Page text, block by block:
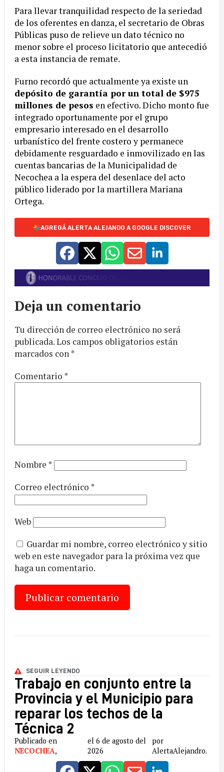
Para llevar tranquilidad respecto de la seriedad
de los oferentes en danza, el secretario de Obras
Públicas puso de relieve un dato técnico no
menor sobre el proceso licitatorio que antecedió
a esta instancia de remate.
Furno recordó que actualmente ya existe un
depósito de garantía por un total de $975
millones de pesos en efectivo. Dicho monto fue
integrado oportunamente por el grupo
empresario interesado en el desarrollo
urbanístico del frente costero y permanece
debidamente resguardado e inmovilizado en las
cuentas bancarias de la Municipalidad de
Necochea a la espera del desenlace del acto
público liderado por la martillera Mariana
Ortega.
AGREGÁ ALERTA ALEJANDO A GOOGLE DISCOVER
Deja un comentario
Tu dirección de correo electrónico no será
publicada.Los campos obligatorios están
marcados con*
Comentario *
Nombre *
Correo electrónico *
Web
Guardar mi nombre, correo electrónico y sitio
web en este navegador para la próxima vez que
haga un comentario.
SEGUIR LEYENDO
Trabajo en conjunto entre la
Provincia y el Municipio para
reparar los techos de la
Técnica 2
Publicado en
NECOCHEA,
el 6 de agosto del
2026
por
AlertaAlejandro.